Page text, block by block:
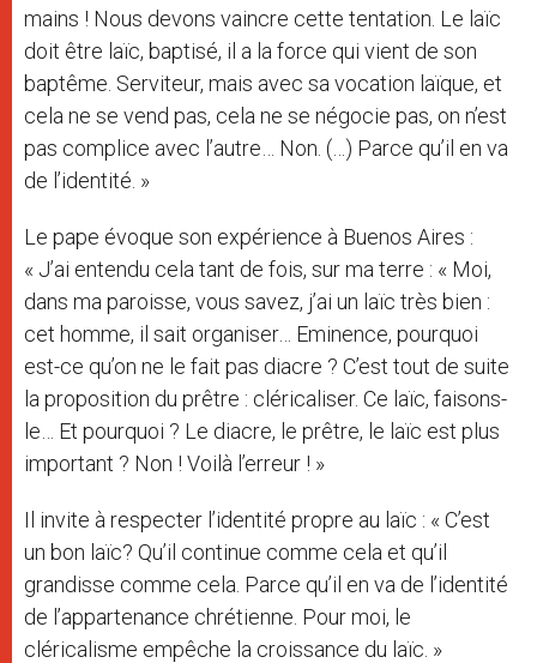
mains ! Nous devons vaincre cette tentation. Le laïc
doit être laïc, baptisé, il a la force qui vient de son
baptême. Serviteur, mais avec sa vocation laïque, et
cela ne se vend pas, cela ne se négocie pas, on n’est
pas complice avec l’autre… Non. (…) Parce qu’il en va
de l’identité. »
Le pape évoque son expérience à Buenos Aires :
« J’ai entendu cela tant de fois, sur ma terre : « Moi,
dans ma paroisse, vous savez, j’ai un laïc très bien :
cet homme, il sait organiser… Eminence, pourquoi
est-ce qu’on ne le fait pas diacre ? C’est tout de suite
la proposition du prêtre : cléricaliser. Ce laïc, faisons-
le… Et pourquoi ? Le diacre, le prêtre, le laïc est plus
important ? Non ! Voilà l’erreur ! »
Il invite à respecter l’identité propre au laïc : « C’est
un bon laïc? Qu’il continue comme cela et qu’il
grandisse comme cela. Parce qu’il en va de l’identité
de l’appartenance chrétienne. Pour moi, le
cléricalisme empêche la croissance du laïc. »